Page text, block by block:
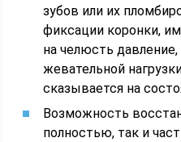
зубов или их
фиксации коронки,
на челюсть
жевательной
сказывается на
Возможность
полностью, так и